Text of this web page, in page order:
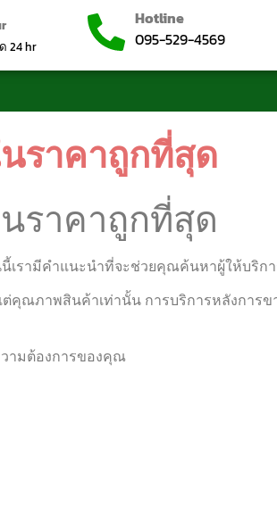
24 hr
Hotline
095-529-4569
ราคาถูกที่สุด
ราคาถูกที่สุด
รามีคำแนะนำที่จะช่วยคุณค้นหาผู้ให้บริก
แต่คุณภาพสินค้าเท่านั้น การบริการหลังก
ามต้องการของคุณ